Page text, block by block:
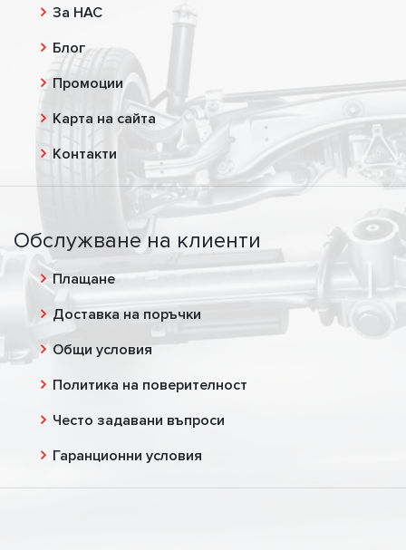
За НАС
Блог
Промоции
Карта на сайта
Контакти
Обслужване на клиенти
Плащане
Доставка на поръчки
Общи условия
Политика на поверителност
Често задавани въпроси
Гаранционни условия